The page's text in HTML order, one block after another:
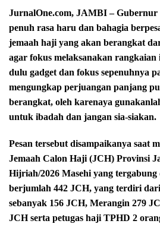
JurnalOne.com, JAMBI – Gubernur
penuh rasa haru dan bahagia
jemaah haji yang akan berangkat
agar fokus melaksanakan
dulu gadget dan fokus sepenuhnya
mengungkap perjuangan panjang
berangkat, oleh karenaya
untuk ibadah dan jangan sia-siakan.
Pesan tersebut disampaikanya saat
Jemaah Calon Haji (JCH) Provinsi
Hijriah/2026 Masehi yang
berjumlah 442 JCH, yang terdiri
sebanyak 156 JCH, Merangin 279
JCH serta petugas haji TPHD 2